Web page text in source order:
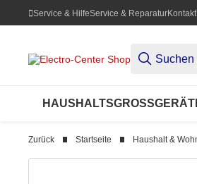
Service & HilfeService & ReparaturKontakt
HAUSHALTSGROSSGERÄTE
Zurück Startseite Haushalt &